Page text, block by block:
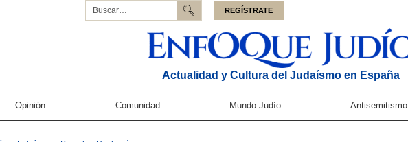
REGÍSTRATE
Actualidad y Cultura del Judaísmo en España
Opinión Comunidad Mundo Judío Antisemitismo